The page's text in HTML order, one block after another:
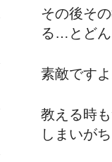
その後そ
る…とどん
素敵です
教える時
しまいが